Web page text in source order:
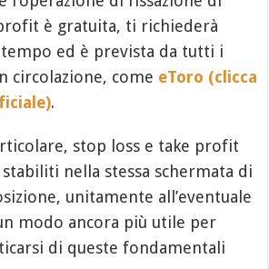
è gratuita, ti richiederà
ed è prevista da tutti i
circolazione, come eToro (clicca
.
stop loss e take profit
nella stessa schermata di
unitamente all’eventuale
modo ancora più utile per
di queste fondamentali